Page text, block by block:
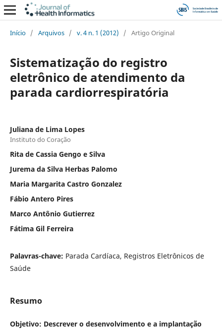
Início / Arquivos / v. 4 n. 1 (2012) / Artigo Original
Sistematização do registro
eletrônico de atendimento da
parada cardiorrespiratória
Juliana de Lima Lopes
Instituto do Coração
Rita de Cassia Gengo e Silva
Jurema da Silva Herbas Palomo
Maria Margarita Castro Gonzalez
Fábio Antero Pires
Marco Antônio Gutierrez
Fátima Gil Ferreira
Palavras-chave: Parada Cardíaca, Registros Eletrônicos de
Saúde
Resumo
Objetivo: Descrever o desenvolvimento e a implantação